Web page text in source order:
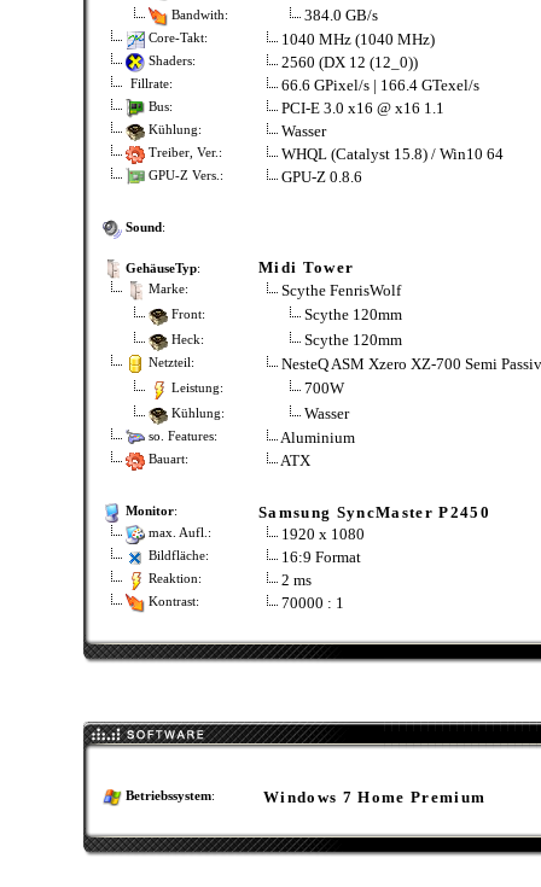
Bandwith: 384.0 GB/s
Core-Takt: 1040 MHz (1040 MHz)
Shaders: 2560 (DX 12 (12_0))
Fillrate: 66.6 GPixel/s | 166.4 GTexel/s
Bus: PCI-E 3.0 x16 @ x16 1.1
Kühlung: Wasser
Treiber, Ver.: WHQL (Catalyst 15.8) / Win10 64
GPU-Z Vers.: GPU-Z 0.8.6
Sound:
GehäuseTyp: Midi Tower
Marke: Scythe FenrisWolf
Front: Scythe 120mm
Heck: Scythe 120mm
Netzteil: NesteQ ASM Xzero XZ-700 Semi Passiv
Leistung: 700W
Kühlung: Wasser
so. Features: Aluminium
Bauart: ATX
Monitor: Samsung SyncMaster P2450
max. Aufl.: 1920 x 1080
Bildfläche: 16:9 Format
Reaktion: 2 ms
Kontrast: 70000 : 1
Betriebssystem: Windows 7 Home Premium